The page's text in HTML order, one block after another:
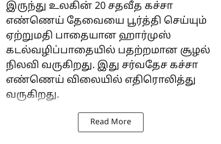
இருந்து உலகின் 20 சதவீத கச்சா
எண்ணெய் தேவையை பூர்த்தி செய்யும்
ஏற்றுமதி பாதையான ஹார்முஸ்
கடல்வழிப்பாதையில் பதற்றமான சூழல்
நிலவி வருகிறது. இது சர்வதேச கச்சா
எண்ணெய் விலையில் எதிரொலித்து
வருகிறது.
Read More